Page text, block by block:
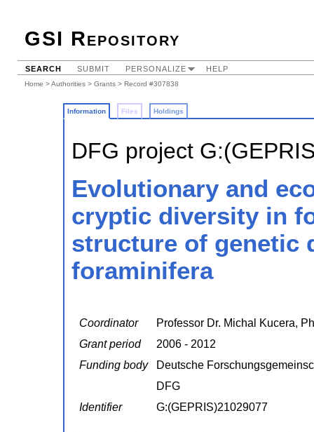
GSI Repository
SEARCH SUBMIT PERSONALIZE HELP
Home >Authorities > Grants > Record #307838
Information Files Holdings
DFG project
Evolutionary and
cryptic diversity in
structure of genetic
foraminifera
Coordinator
Professor Dr. Michal Kucera,
Grant period
2006 - 2012
Funding body
Deutsche
DFG
Identifier
G:(GEPRIS)21029077